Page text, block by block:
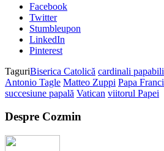
Facebook
Twitter
Stumbleupon
LinkedIn
Pinterest
TaguriBiserica Catolică cardinali papabili
Antonio Tagle Matteo Zuppi Papa
succesiune papală Vatican viitorul Papei
Despre Cozmin